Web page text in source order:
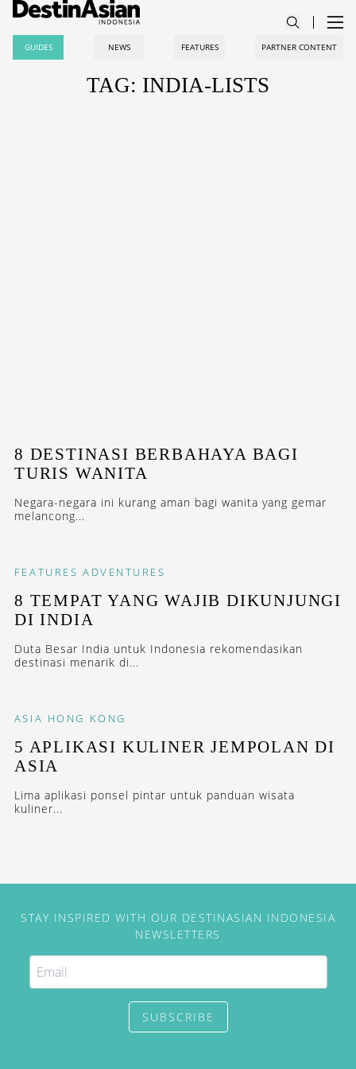
GUIDES NEWS FEATURES PARTNER CONTENT
TAG: INDIA-LISTS
8 DESTINASI BERBAHAYA BAGI
TURIS WANITA
Negara-negara ini kurang aman bagi wanita yang gemar
melancong...
FEATURES ADVENTURES
8 TEMPAT YANG WAJIB DIKUNJUNGI
DI INDIA
Duta Besar India untuk Indonesia rekomendasikan
destinasi menarik di...
ASIA HONG KONG
5 APLIKASI KULINER JEMPOLAN DI
ASIA
Lima aplikasi ponsel pintar untuk panduan wisata
kuliner...
STAY INSPIRED WITH OUR DESTINASIAN INDONESIA
NEWSLETTERS
SUBSCRIBE